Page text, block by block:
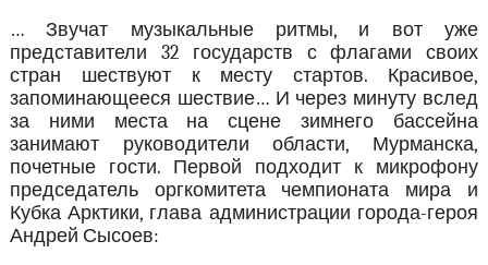
… Звучат музыкальные ритмы, и вот уже
представители 32 государств с флагами своих
стран шествуют к месту стартов. Красивое,
запоминающееся шествие… И через минуту вслед
за ними места на сцене зимнего бассейна
занимают руководители области, Мурманска,
почетные гости. Первой подходит к микрофону
председатель оргкомитета чемпионата мира и
Кубка Арктики, глава администрации города-героя
Андрей Сысоев: